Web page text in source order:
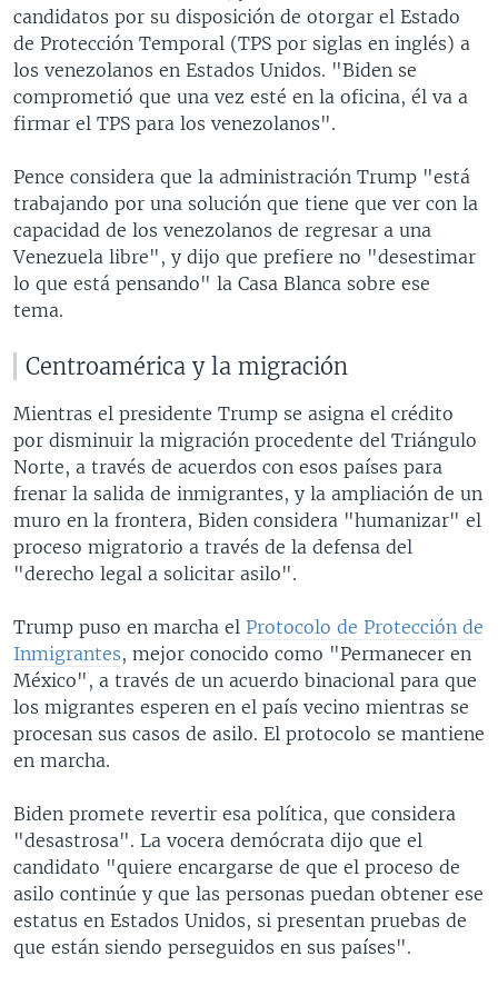
candidatos por su disposición de otorgar el Estado
de Protección Temporal (TPS por siglas en inglés) a
los venezolanos en Estados Unidos. "Biden se
comprometió que una vez esté en la oficina, él va a
firmar el TPS para los venezolanos".
Pence considera que la administración Trump "está
trabajando por una solución que tiene que ver con la
capacidad de los venezolanos de regresar a una
Venezuela libre", y dijo que prefiere no "desestimar
lo que está pensando" la Casa Blanca sobre ese
tema.
Centroamérica y la migración
Mientras el presidente Trump se asigna el crédito
por disminuir la migración procedente del Triángulo
Norte, a través de acuerdos con esos países para
frenar la salida de inmigrantes, y la ampliación de un
muro en la frontera, Biden considera "humanizar" el
proceso migratorio a través de la defensa del
"derecho legal a solicitar asilo".
Trump puso en marcha el Protocolo de Protección de
Inmigrantes, mejor conocido como "Permanecer en
México", a través de un acuerdo binacional para que
los migrantes esperen en el país vecino mientras se
procesan sus casos de asilo. El protocolo se mantiene
en marcha.
Biden promete revertir esa política, que considera
"desastrosa". La vocera demócrata dijo que el
candidato "quiere encargarse de que el proceso de
asilo continúe y que las personas puedan obtener ese
estatus en Estados Unidos, si presentan pruebas de
que están siendo perseguidos en sus países".